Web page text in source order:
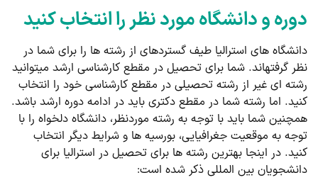
دوره و دانشگاه مورد نظر را انتخاب کنید
دانشگاه ­های استرالیا طیف گسترده­ای از رشته ­ها را برای شما در
نظر گرفته­اند. شما برای تحصیل در مقطع کارشناسی ارشد می­توانید
رشته ­ای غیر از رشته تحصیلی در مقطع کارشناسی خود را انتخاب
کنید. اما رشته شما در مقطع دکتری باید در ادامه دوره ارشد باشد.
همچنین شما باید با توجه به رشته موردنظر، دانشگاه دلخواه را با
توجه به موقعیت جغرافیایی، بورسیه­ ها و شرایط دیگر انتخاب
کنید. در اینجا بهترین رشته ­­ها برای تحصیل در استرالیا برای
دانشجویان بین المللی ذکر شده است: